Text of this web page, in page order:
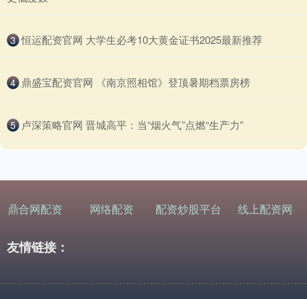
3 ​恒运配资官网 大学生必考10大黄金证书2025最新推荐
4 ​鼎盛宝配资官网 《南京照相馆》登顶暑期档票房榜
5 ​卢深策略官网 晋城高平：当“烟火气”点燃“生产力”
鼎合网配资 网络配资 配资炒股平台 线上配资网
友情链接：